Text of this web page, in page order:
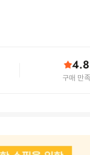
4.8
구매 만족